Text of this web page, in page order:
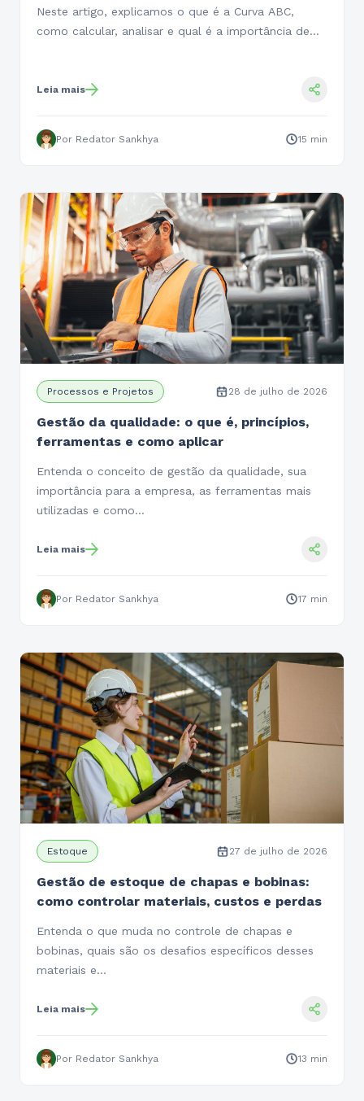
Neste artigo, explicamos o que é a Curva ABC,
como calcular, analisar e qual é a importância de…
Leia mais
Por Redator Sankhya 15 min
Processos e Projetos 28 de julho de 2026
Gestão da qualidade: o que é, princípios,
ferramentas e como aplicar
Entenda o conceito de gestão da qualidade, sua
importância para a empresa, as ferramentas mais
utilizadas e como…
Leia mais
Por Redator Sankhya 17 min
Estoque 27 de julho de 2026
Gestão de estoque de chapas e bobinas:
como controlar materiais, custos e perdas
Entenda o que muda no controle de chapas e
bobinas, quais são os desafios específicos desses
materiais e…
Leia mais
Por Redator Sankhya 13 min